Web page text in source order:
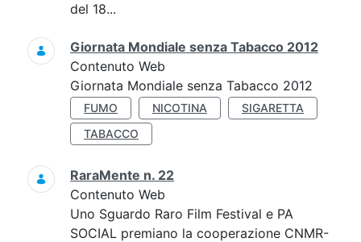
del 18...
Giornata Mondiale senza Tabacco 2012
Contenuto Web
Giornata Mondiale senza Tabacco 2012
FUMO NICOTINA
SIGARETTA
TABACCO
RaraMente n. 22
Contenuto Web
Uno Sguardo Raro Film Festival e PA
SOCIAL premiano la cooperazione CNMR-